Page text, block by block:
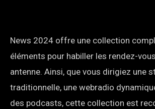
News 2024 offre une collection
éléments pour habiller les rendez-
antenne. Ainsi, que vous dirigiez une
traditionnelle, une webradio
des podcasts, cette collection est